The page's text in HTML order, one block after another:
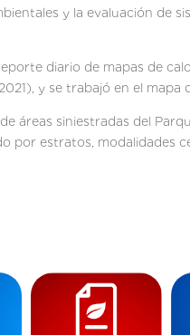
y la evaluación de
diario de mapas de
y se trabajó en el
áreas siniestradas del
por estratos,